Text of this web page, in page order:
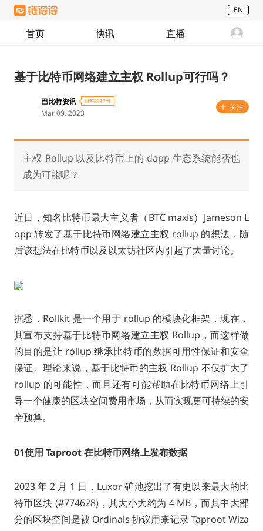
EN
首页 快讯 直播
基于比特币网络建立主权 Rollup可行吗？
巴比特资讯 机构得得号
Mar 09, 2023
关注
主权 Rollup 以及比特币上的 dapp 生态系统能否也
成为可能呢？
近日，知名比特币最大主义者（BTC maxis）Jameson L
opp 转发了基于比特币网络建立主权 rollup 的想法，随
后该想法在比特币以及以太坊社区内引起了大量讨论。
据悉，Rollkit 是一个用于 rollup 的模块化框架，现在，
其宣布支持基于比特币网络建立主权 Rollup，而这样做
的目的是让 rollup 继承比特币的数据可用性保证和安全
保证。理论来说，基于比特币的主权 Rollup 不仅扩大了
rollup 的可能性，而且还有可能帮助在比特币网络上引
导一个健康的区块空间费用市场，从而实现更可持续的安
全预算。
01使用 Taproot 在比特币网络上发布数据
2023 年 2 月 1 日，Luxor 矿池挖出了有史以来最大的比
特币区块 (#774628)，其大小大约为 4 MB，而其中大部
分的区块空间是被 Ordinals 协议用来记录 Taproot Wiza